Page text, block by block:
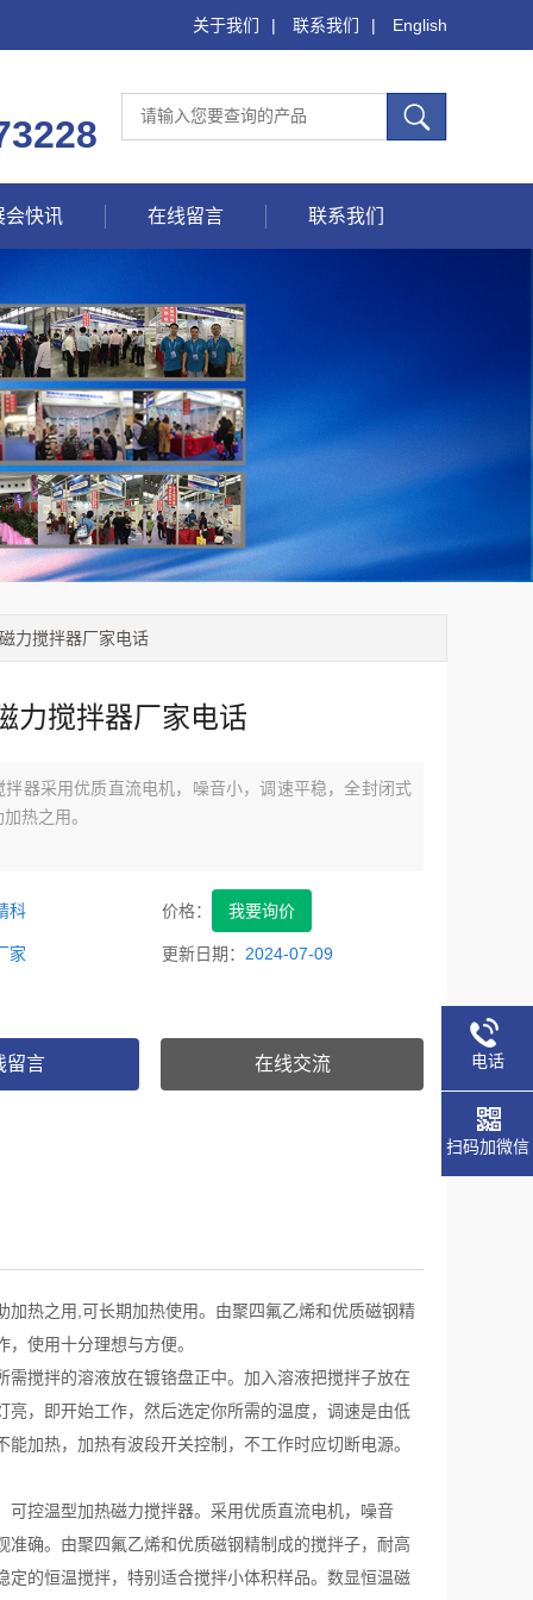
关于我们 | 联系我们 | English
会快讯 在线留言 联系我们
力搅拌器厂家电话
力搅拌器厂家电话
拌器采用优质直流电机，噪音小，调速平稳，全封闭式
热之用。
科 价格： 我要询价
家 更新日期： 2024-07-09
留言 在线交流
热之用,可长期加热使用。由聚四氟乙烯和优质磁钢精
使用十分理想与方便。
搅拌的溶液放在镀铬盘正中。加入溶液把搅拌子放在
，即开始工作，然后选定你所需的温度，调速是由低
加热，加热有波段开关控制，不工作时应切断电源。
控温型加热磁力搅拌器。采用优质直流电机，噪音
确。由聚四氟乙烯和优质磁钢精制成的搅拌子，耐高
的恒温搅拌，特别适合搅拌小体积样品。数显恒温磁
电话
扫码加微信